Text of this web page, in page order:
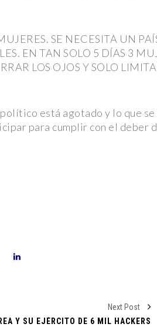
SE NECESITA UN
EN TAN SOLO 5 DÍAS 3
LOS OJOS Y SOLO
está agotado y lo que
para cumplir con el deber
Next Post
Y SU EJÉRCITO DE 6 MIL HACKERS